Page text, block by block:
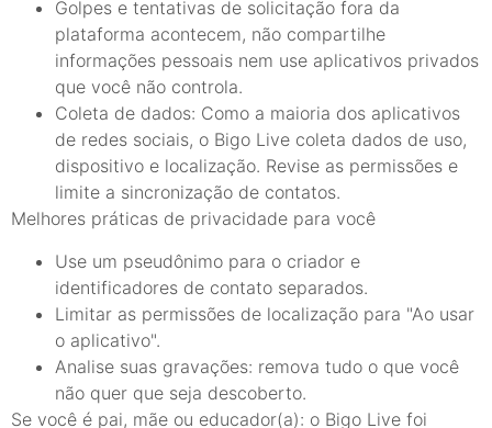
Golpes e tentativas de solicitação fora da
plataforma acontecem, não compartilhe
informações pessoais nem use aplicativos privados
que você não controla.
Coleta de dados: Como a maioria dos aplicativos
de redes sociais, o Bigo Live coleta dados de uso,
dispositivo e localização. Revise as permissões e
limite a sincronização de contatos.
Melhores práticas de privacidade para você
Use um pseudônimo para o criador e
identificadores de contato separados.
Limitar as permissões de localização para "Ao usar
o aplicativo".
Analise suas gravações: remova tudo o que você
não quer que seja descoberto.
Se você é pai, mãe ou educador(a): o Bigo Live foi